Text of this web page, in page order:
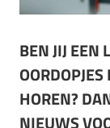
BEN JIJ EEN
HOREN?
NIEUWS